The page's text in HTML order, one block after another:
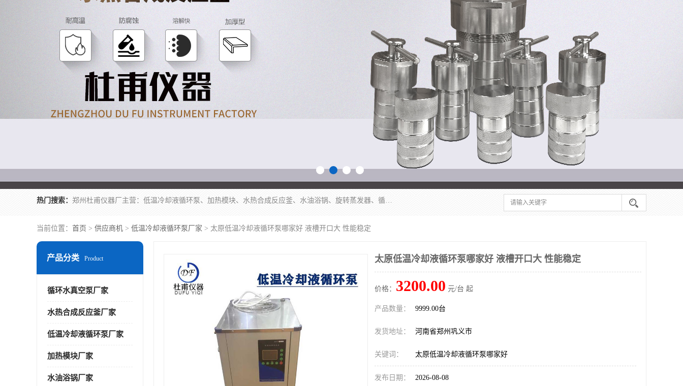
热门搜索： 郑州杜甫仪器厂主营：低温冷却液循环泵、加热模块、水热合成反应釜、水油浴锅、旋转蒸发器、循环水真空泵等产品。郑州杜甫仪器厂在众多的教学仪器行业中依靠科技力量扬长避短、迅速发展，成为国家教委*生产教学仪器的厂家，产品具有国内良好水平，主导产品通过ISO9002质量认证。
当前位置： 首页 > 供应商机 > 低温冷却液循环泵厂家 > 太原低温冷却液循环泵哪家好 液槽开口大 性能稳定
产品分类 Product
循环水真空泵厂家
水热合成反应釜厂家
低温冷却液循环泵厂家
加热模块厂家
水油浴锅厂家
太原低温冷却液循环泵哪家好 液槽开口大 性能稳定
价格： 3200.00 元/台 起
产品数量： 9999.00台
发货地址： 河南省郑州巩义市
关键词： 太原低温冷却液循环泵哪家好
发布日期： 2026-08-08